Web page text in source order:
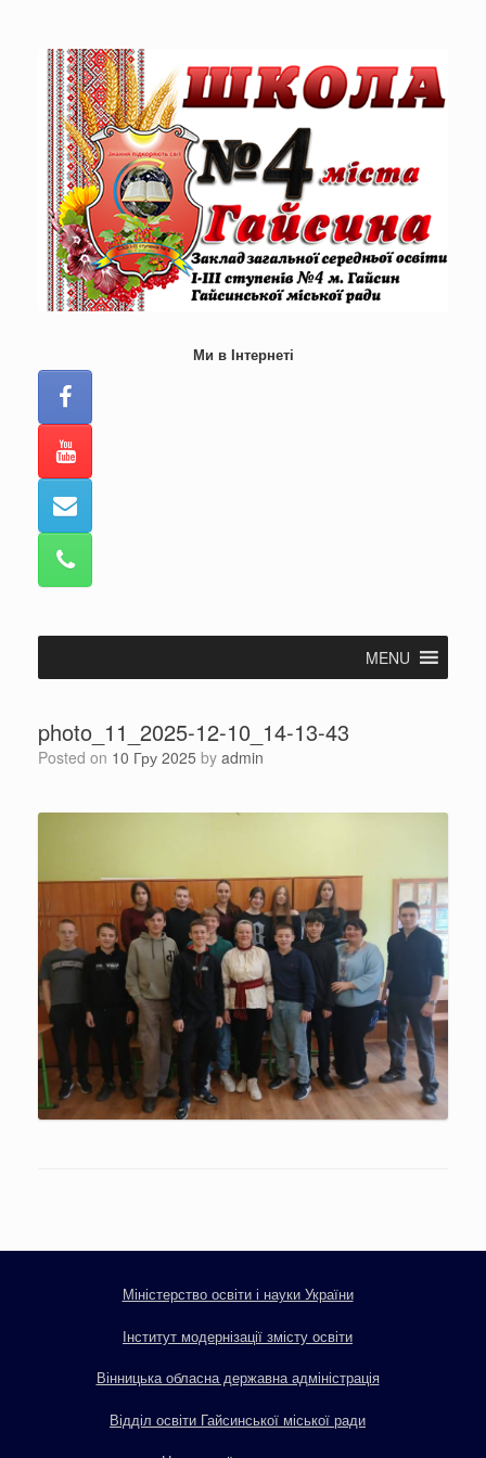
Ми в Інтернеті
MENU
photo_11_2025-12-10_14-13-43
Posted on 10 Гру 2025 by admin
Міністерство освіти і науки України
Інститут модернізації змісту освіти
Вінницька обласна державна адміністрація
Відділ освіти Гайсинської міської ради